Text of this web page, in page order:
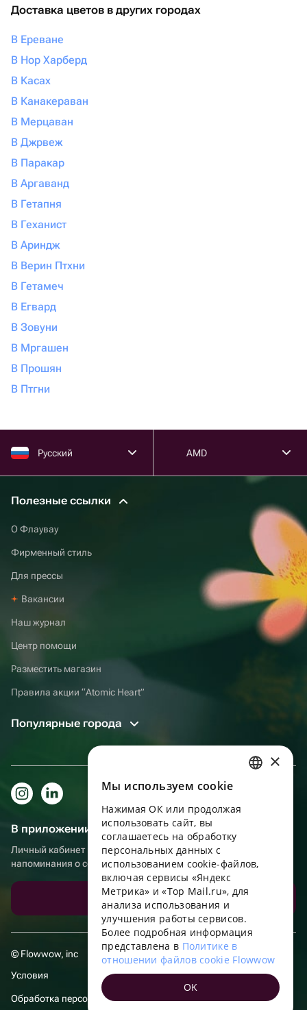
Доставка цветов в других городах
В Ереване
В Нор Харберд
В Касах
В Канакераван
В Мерцаван
В Джрвеж
В Паракар
В Аргаванд
В Гетапня
В Геханист
В Ариндж
В Верин Птхни
В Гетамеч
В Егвард
В Зовуни
В Мргашен
В Прошян
В Птгни
Русский AMD
Полезные ссылки
О Флаувау
Фирменный стиль
Для прессы
Вакансии
Наш журнал
Центр помощи
Разместить магазин
Правила акции “Atomic Heart”
Популярные города
В приложении еще удобнее!
Личный кабинет получателя, больше бонусов за покупки и
напоминания о событиях
Скачать приложение
© Flowwow, inc
Условия
Обработка персональных данных
ENGLISH
UKRAINIAN
PORTUGUESE
FRENCH
TURKISH
×
Мы используем сookie
Нажимая ОК или продолжая
использовать сайт, вы
соглашаетесь на обработку
персональных данных с
использованием cookie-файлов,
включая сервисы «Яндекс
Метрика» и «Top Mail.ru», для
анализа использования и
улучшения работы сервисов.
Более подробная информация
представлена в Политике в
отношении файлов cookie Flowwow
OK